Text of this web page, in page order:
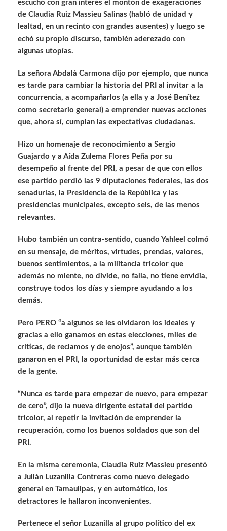
escuchó con gran interés el montón de exageraciones
de Claudia Ruiz Massieu Salinas (habló de unidad y
lealtad, en un recinto con grandes ausentes) y luego se
echó su propio discurso, también aderezado con
algunas utopías.
La señora Abdalá Carmona dijo por ejemplo, que nunca
es tarde para cambiar la historia del PRI al invitar a la
concurrencia, a acompañarlos (a ella y a José Benítez
como secretario general) a emprender nuevas acciones
que, ahora sí, cumplan las expectativas ciudadanas.
Hizo un homenaje de reconocimiento a Sergio
Guajardo y a Aída Zulema Flores Peña por su
desempeño al frente del PRI, a pesar de que con ellos
ese partido perdió las 9 diputaciones federales, las dos
senadurías, la Presidencia de la República y las
presidencias municipales, excepto seis, de las menos
relevantes.
Hubo también un contra-sentido, cuando Yahleel colmó
en su mensaje, de méritos, virtudes, prendas, valores,
buenos sentimientos, a la militancia tricolor que
además no miente, no divide, no falla, no tiene envidia,
construye todos los días y siempre ayudando a los
demás.
Pero PERO “a algunos se les olvidaron los ideales y
gracias a ello ganamos en estas elecciones, miles de
críticas, de reclamos y de enojos”, aunque también
ganaron en el PRI, la oportunidad de estar más cerca
de la gente.
“Nunca es tarde para empezar de nuevo, para empezar
de cero”, dijo la nueva dirigente estatal del partido
tricolor, al repetir la invitación de emprender la
recuperación, como los buenos soldados que son del
PRI.
En la misma ceremonia, Claudia Ruiz Massieu presentó
a Julián Luzanilla Contreras como nuevo delegado
general en Tamaulipas, y en automático, los
detractores le hallaron inconvenientes.
Pertenece el señor Luzanilla al grupo político del ex